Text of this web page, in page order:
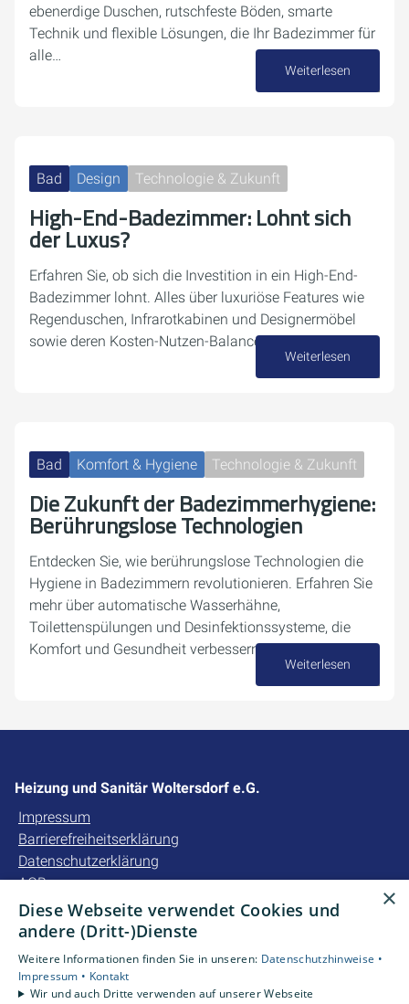
ebenerdige Duschen, rutschfeste Böden, smarte
Technik und flexible Lösungen, die Ihr Badezimmer für
alle…
Weiterlesen
Bad Design Technologie & Zukunft
High-End-Badezimmer: Lohnt sich
der Luxus?
Erfahren Sie, ob sich die Investition in ein High-End-
Badezimmer lohnt. Alles über luxuriöse Features wie
Regenduschen, Infrarotkabinen und Designermöbel
sowie deren Kosten-Nutzen-Balance.
Weiterlesen
Bad Komfort & Hygiene Technologie & Zukunft
Die Zukunft der Badezimmerhygiene:
Berührungslose Technologien
Entdecken Sie, wie berührungslose Technologien die
Hygiene in Badezimmern revolutionieren. Erfahren Sie
mehr über automatische Wasserhähne,
Toilettenspülungen und Desinfektionssysteme, die
Komfort und Gesundheit verbessern.
Weiterlesen
Heizung und Sanitär Woltersdorf e.G.
Impressum
Barrierefreiheitserklärung
Datenschutzerklärung
AGB
Unsere Bereiche
Gewerbekunden
Karriere
×
Diese Webseite verwendet Cookies und
andere (Dritt-)Dienste
Weitere Informationen finden Sie in unseren: Datenschutzhinweise •
Impressum • Kontakt
Wir und auch Dritte verwenden auf unserer Webseite